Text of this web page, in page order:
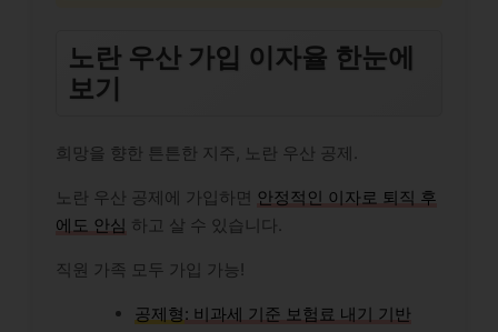
노란 우산 가입 이자율 한눈에
보기
희망을 향한 튼튼한 지주, 노란 우산 공제.
노란 우산 공제에 가입하면 안정적인 이자로 퇴직 후
에도 안심 ​​​​​하고 살 수 있습니다.
직원 가족 모두 가입 가능!
공제형: 비과세 기준 보험료 내기 기반